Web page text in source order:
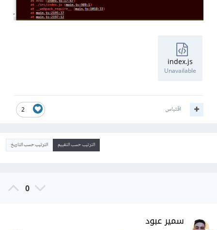
index.js
Unavailable
2 اقتباس
الترتيب حسب التقييم الترتيب حسب التاريخ
0
سمير عبود